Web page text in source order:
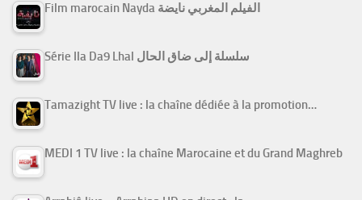
Film marocain Nayda الفيلم المغربي نايضة
Série Ila Da9 Lhal سلسلة إلى ضاق الحال
Tamazight TV live : la chaîne dédiée à la promotion…
MEDI 1 TV live : la chaîne Marocaine et du Grand Maghreb